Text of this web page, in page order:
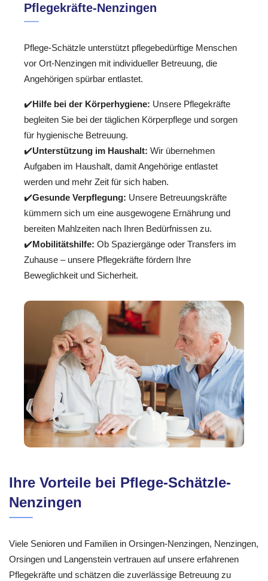
Pflegekräfte-Nenzingen
Pflege-Schätzle unterstützt pflegebedürftige Menschen
vor Ort-Nenzingen mit individueller Betreuung, die
Angehörigen spürbar entlastet.
✔️Hilfe bei der Körperhygiene: Unsere Pflegekräfte
begleiten Sie bei der täglichen Körperpflege und sorgen
für hygienische Betreuung.
✔️Unterstützung im Haushalt: Wir übernehmen
Aufgaben im Haushalt, damit Angehörige entlastet
werden und mehr Zeit für sich haben.
✔️Gesunde Verpflegung: Unsere Betreuungskräfte
kümmern sich um eine ausgewogene Ernährung und
bereiten Mahlzeiten nach Ihren Bedürfnissen zu.
✔️Mobilitätshilfe: Ob Spaziergänge oder Transfers im
Zuhause – unsere Pflegekräfte fördern Ihre
Beweglichkeit und Sicherheit.
Ihre Vorteile bei Pflege-Schätzle-
Nenzingen
Viele Senioren und Familien in Orsingen-Nenzingen, Nenzingen,
Orsingen und Langenstein vertrauen auf unsere erfahrenen
Pflegekräfte und schätzen die zuverlässige Betreuung zu